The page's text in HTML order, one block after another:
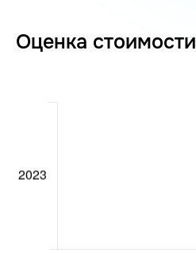
Оценка стоимости